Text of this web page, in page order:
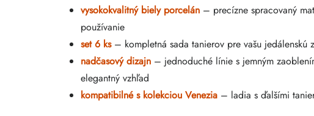
vysokokvalitný biely porcelán – precízne spracovaný
používanie
set 6 ks– kompletná sada tanierov pre vašu jedálenskú
nadčasový dizajn – jednoduché línie s jemným
elegantný vzhľad
kompatibilné s kolekciou Venezia – ladia s ďalšími